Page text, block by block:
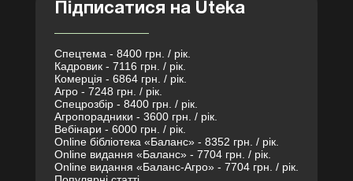
Підписатися на Uteka
Спецтема - 8400 грн. / рік.
Кадровик - 7116 грн. / рік.
Комерція - 6864 грн. / рік.
Агро - 7248 грн. / рік.
Спецрозбір - 8400 грн. / рік.
Агропорадники - 3600 грн. / рік.
Вебінари - 6000 грн. / рік.
Online бібліотека «Баланс» - 8352 грн. / рік.
Online видання «Баланс» - 7704 грн. / рік.
Online видання «Баланс-Агро» - 7704 грн. / рік.